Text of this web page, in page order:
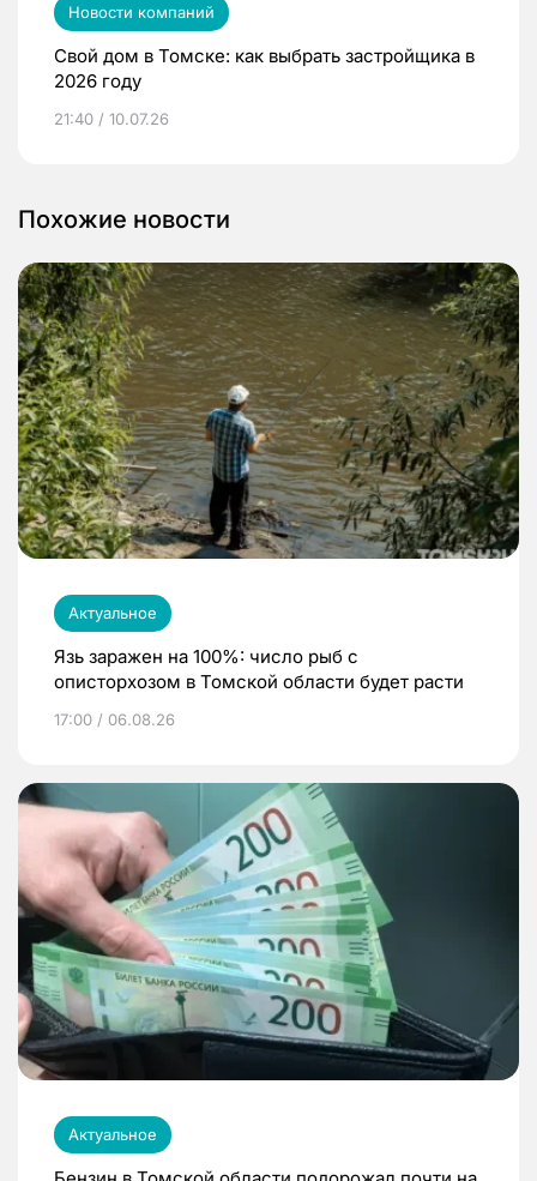
Новости компаний
Свой дом в Томске: как выбрать застройщика в
2026 году
21:40 / 10.07.26
Похожие новости
Актуальное
Язь заражен на 100%: число рыб с
описторхозом в Томской области будет расти
17:00 / 06.08.26
Актуальное